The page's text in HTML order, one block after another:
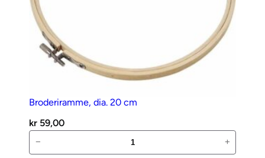
Broderiramme, dia. 20 cm
kr 59,00
dia.
− +